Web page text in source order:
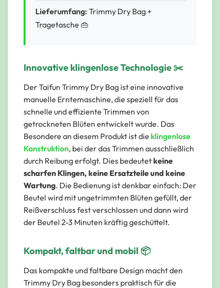
Lieferumfang: Trimmy Dry Bag +
Tragetasche 👜
Innovative klingenlose Technologie ✂️
Der Taifun Trimmy Dry Bag ist eine innovative
manuelle Erntemaschine, die speziell für das
schnelle und effiziente Trimmen von
getrockneten Blüten entwickelt wurde. Das
Besondere an diesem Produkt ist die klingenlose
Konstruktion, bei der das Trimmen ausschließlich
durch Reibung erfolgt. Dies bedeutetkeine
scharfen Klingen, keine Ersatzteile und keine
Wartung. Die Bedienung ist denkbar einfach: Der
Beutel wird mit ungetrimmten Blüten gefüllt, der
Reißverschluss fest verschlossen und dann wird
der Beutel 2-3 Minuten kräftig geschüttelt.
Kompakt, faltbar und mobil 📦
Das kompakte und faltbare Design macht den
Trimmy Dry Bag besonders praktisch für die